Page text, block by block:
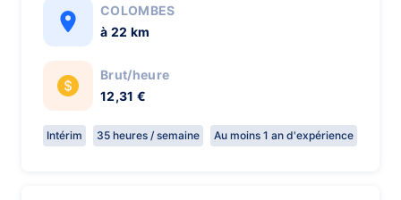
COLOMBES
à 22 km
Brut/heure
12,31 €
Intérim 35 heures / semaine Au moins 1 an d'expérience